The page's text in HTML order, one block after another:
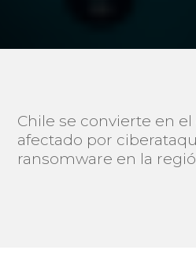
Chile se convierte en
afectado por
ransomware en la